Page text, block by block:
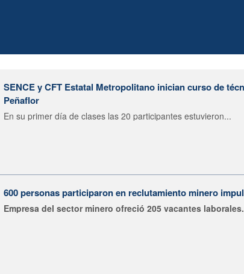
SENCE y CFT Estatal Metropolitano inician curso de
Peñaflor
En su primer día de clases las 20 participantes estuvieron...
600 personas participaron en reclutamiento minero
Empresa del sector minero ofreció 205 vacantes